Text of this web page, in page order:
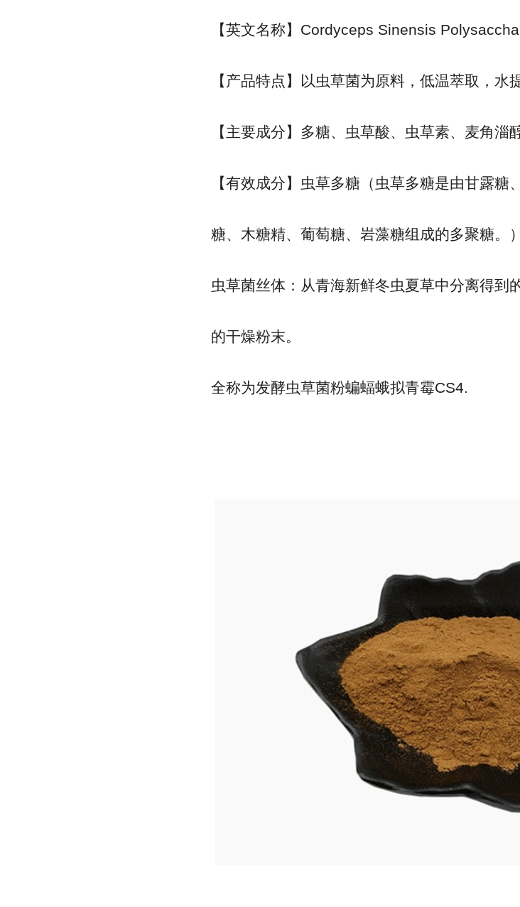
【英文名称】Cordyceps Sinensis
【产品特点】以虫草菌为原料，低温萃取，水
【主要成分】多糖、虫草酸、虫草素、麦角淄
【有效成分】虫草多糖（虫草多糖是由甘露
糖、木糖精、葡萄糖、岩藻糖组成的多聚糖。）
虫草菌丝体：从青海新鲜冬虫夏草中分离得到
的干燥粉末。
全称为发酵虫草菌粉蝙蝠蛾拟青霉CS4.